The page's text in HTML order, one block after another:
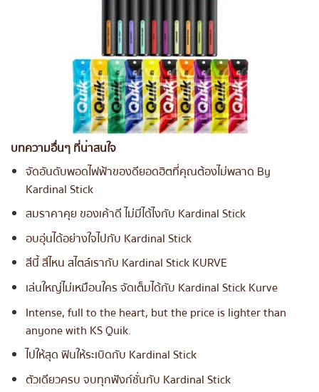
บทความอื่นๆ ที่น่าสนใจ
จัดอันดับพอดไฟฟ้าของดียอดฮิตที่คุณต้องไม่พลาด By
Kardinal Stick
สมราคาคุย ของเค้าดี ไม่มีได้ไงกับ Kardinal Stick
อบอุ่นได้อย่างใจไปกับ Kardinal Stick
สีนี้ สีไหน สไตล์เรากับ Kardinal Stick KURVE
เล่นใหญ่ไม่เหมือนใคร จัดเต็มได้กับ Kardinal Stick Kurve
Intense, full to the heart, but the price is lighter than
anyone with KS Quik.
ไปให้สุด ฟินให้ระเบิดกับ Kardinal Stick
ตัวเดียวครบ จบทุกฟังก์ชั่นกับ Kardinal Stick